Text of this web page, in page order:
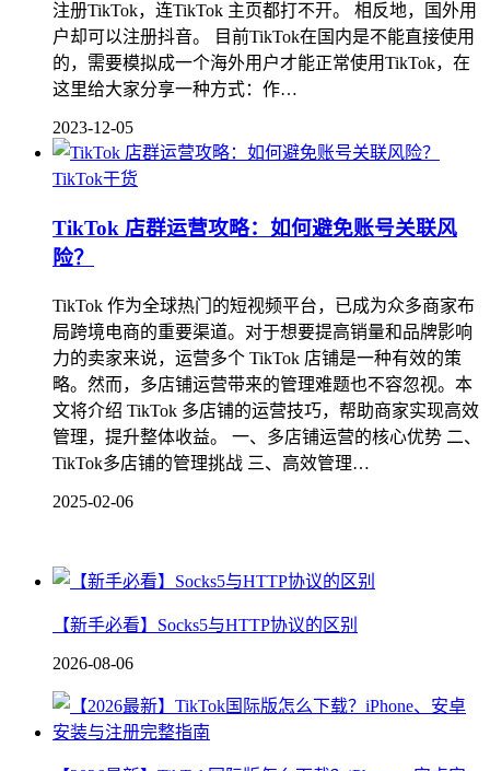
注册TikTok，连TikTok 主页都打不开。 相反地，国外用
户却可以注册抖音。 目前TikTok在国内是不能直接使用
的，需要模拟成一个海外用户才能正常使用TikTok，在
这里给大家分享一种方式：作…
2023-12-05
TikTok干货
TikTok 店群运营攻略：如何避免账号关联风
险？
TikTok 作为全球热门的短视频平台，已成为众多商家布
局跨境电商的重要渠道。对于想要提高销量和品牌影响
力的卖家来说，运营多个 TikTok 店铺是一种有效的策
略。然而，多店铺运营带来的管理难题也不容忽视。本
文将介绍 TikTok 多店铺的运营技巧，帮助商家实现高效
管理，提升整体收益。 一、多店铺运营的核心优势 二、
TikTok多店铺的管理挑战 三、高效管理…
2025-02-06
【新手必看】Socks5与HTTP协议的区别
2026-08-06